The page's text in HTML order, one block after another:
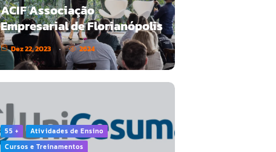
ACIF Associação
Empresarial de Florianópolis
Dez 22, 2023 2624
55 +
Atividades de Ensino
Cursos e Treinamentos